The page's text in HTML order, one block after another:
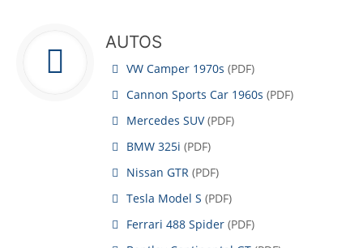
AUTOS
VW Camper 1970s (PDF)
Cannon Sports Car 1960s (PDF)
Mercedes SUV(PDF)
BMW 325i (PDF)
Nissan GTR (PDF)
Tesla Model S (PDF)
Ferrari 488 Spider (PDF)